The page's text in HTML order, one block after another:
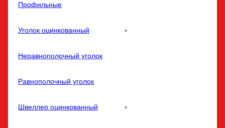
Профильные
Уголок оцинкованный
Неравнополочный уголок
Равнополочный уголок
Швеллер оцинкованный